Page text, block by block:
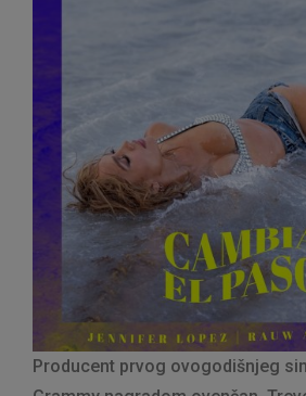
Producent prvog ovogodišnjeg